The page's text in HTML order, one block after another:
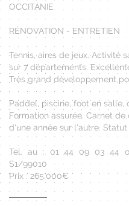
OCCITANIE
RÉNOVATION - ENTRETIEN
Tennis, aires de jeux. Activité
sur 7 départements.
Très grand développement
Paddel, piscine, foot en salle,
Formation assurée. Carnet
d'une année sur l'autre. Statut
Tél. au : 01 44 09 03 44
S1/99010
Prix : 265.000€